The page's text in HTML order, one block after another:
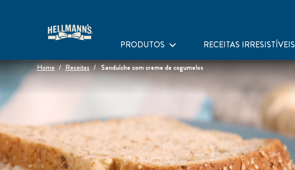
PRODUTOS RECEITAS IRRESISTÍVEIS
Home Receitas Sanduíche com creme de cogumelos